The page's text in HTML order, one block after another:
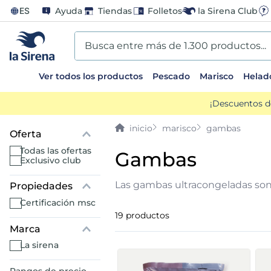
ES Ayuda Tiendas Folletos la Sirena Club
Busca entre más de 1.300 productos...
Ver todos los productos Pescado Marisco
¡Descuentos
Oferta
todas las ofertas
exclusivo club
certificación msc
Marca
la sirena
marisco gambas
gambas
Las gambas ultracongeladas
19 productos
TÉRMINOS MÁS BUSCADOS
1. helados sirena
2. gambas
3. patatas
4. gamba
5 verduras
croquetas